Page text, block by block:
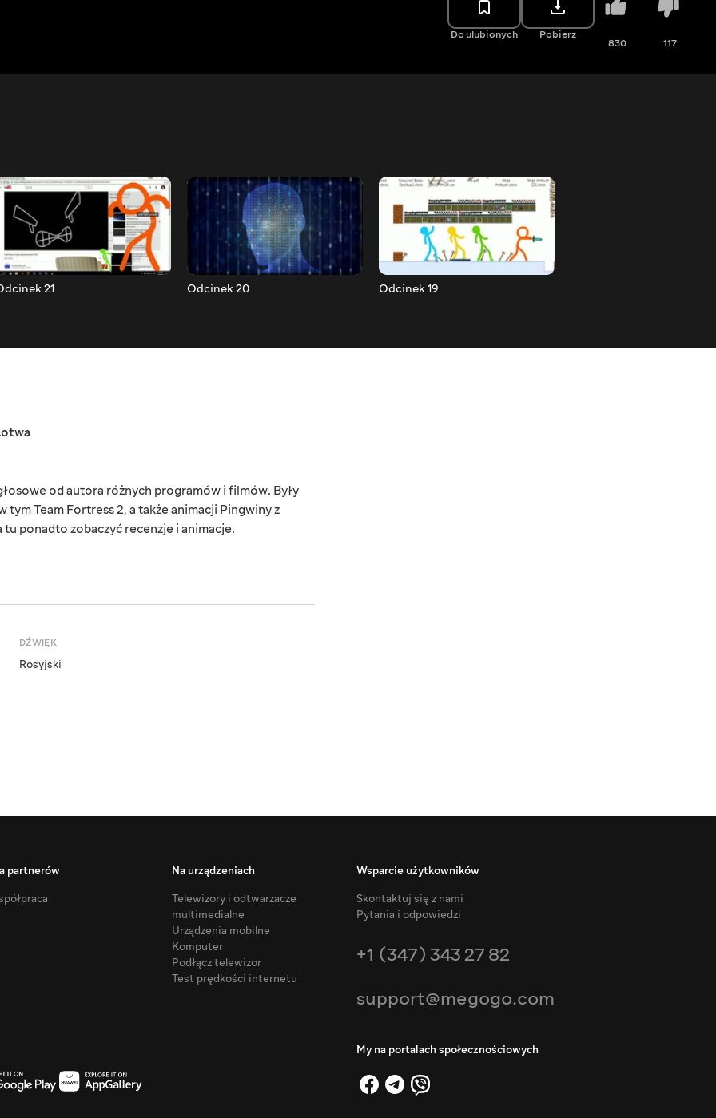
Do ulubionych Pobierz
830 117
21 Odcinek 20 Odcinek 19
od autora różnych programów i filmów. Były
Team Fortress 2, a także animacji Pingwiny z
ponadto zobaczyć recenzje i animacje.
DŹWIĘK
Rosyjski
partnerów
Na urządzeniach
Telewizory i odtwarzacze
multimedialne
Urządzenia mobilne
Komputer
Podłącz telewizor
Test prędkości internetu
Wsparcie użytkowników
Skontaktuj się z nami
Pytania i odpowiedzi
+1 (347) 343 27 82
support@megogo.com
My na portalach społecznościowych